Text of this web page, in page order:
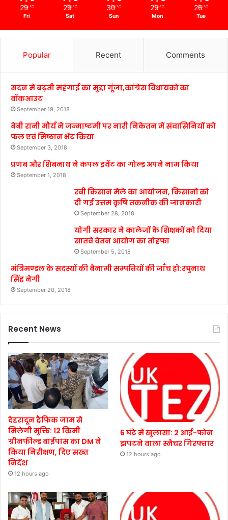
29 ℃
Fri
29 ℃
Sat
30 ℃
Sun
29 ℃
Mon
26 ℃
Tue
Popular Recent Comments
सदन में बढ़ती महंगाई का मुद्दा गूंजा,कांग्रेस विधायकों का
वॉकआउट
September 19, 2018
बेबी रानी मौर्य ने जन्माष्टमी पर नारी निकेतन में संवासिनियों को
फल एवं मिष्ठान भेंट किया
September 3, 2018
प्रणब और शिबनाथ ने कपल इवेंट का गोल्ड अपने नाम किया
September 1, 2018
रबी किसान मेले का आयोजन, किसानों को
दी गई उत्तम कृषि तकनीक की जानकारी
September 28, 2018
योगी सरकार ने कालेजों के शिक्षकों को दिया
सातवें वेतन आयोग का तोहफा
September 5, 2018
मंत्रिमण्डल के सदस्यों की बैनामी सम्पत्तियों की जाँच हो:रघुनाथ
सिंह नेगी
September 20, 2018
Recent News
देहरादून ट्रैफिक जाम से
मिलेगी मुक्ति: 12 किमी
ग्रीनफील्ड बाईपास का DM ने
किया निरीक्षण, दिए सख्त
निर्देश
12 hours ago
6 घंटे में खुलासा: 2 आई-फोन
झपटने वाला स्नैचर गिरफ्तार
12 hours ago